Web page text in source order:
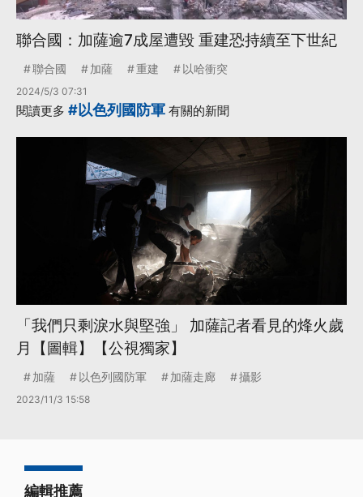
聯合國：加薩逾7成屋遭毀 重建恐持續至下世紀
聯合國 加薩 重建 以哈衝突
2024/5/3 07:31
閱讀更多 #以色列國防軍 有關的新聞
「我們只剩淚水與堅強」 加薩記者看見的烽火歲
月【圖輯】【公視獨家】
加薩 以色列國防軍 加薩走廊 攝影
2023/11/3 15:58
編輯推薦